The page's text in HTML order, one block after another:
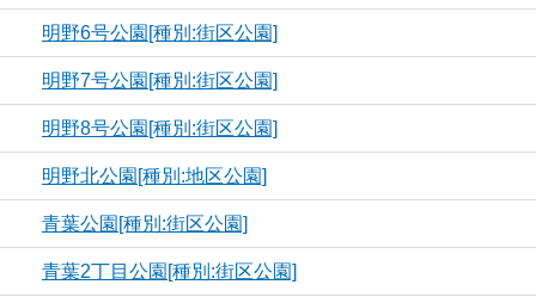
明野6号公園[種別:街区公園]
明野7号公園[種別:街区公園]
明野8号公園[種別:街区公園]
明野北公園[種別:地区公園]
青葉公園[種別:街区公園]
青葉2丁目公園[種別:街区公園]